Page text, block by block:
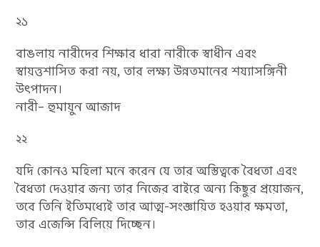
২১
বাঙলায় নারীদের শিক্ষার ধারা নারীকে স্বাধীন এবং
স্বায়ত্তশাসিত করা নয়, তার লক্ষ্য উন্নতমানের শয্যাসঙ্গিনী
উৎপাদন।
নারী– হুমায়ুন আজাদ
২২
যদি কোনও মহিলা মনে করেন যে তার অস্তিত্বকে বৈধতা এবং
বৈধতা দেওয়ার জন্য তার নিজের বাইরে অন্য কিছুর প্রয়োজন,
তবে তিনি ইতিমধ্যেই তার আত্ম-সংজ্ঞায়িত হওয়ার ক্ষমতা,
তার এজেন্সি বিলিয়ে দিচ্ছেন।